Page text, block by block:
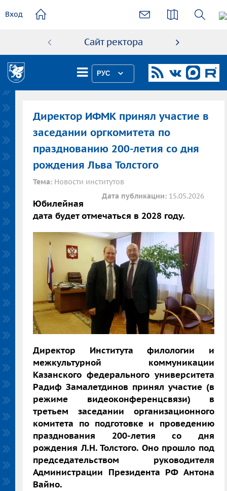
содержанию
Вход
Сайт ректора
РУС
Директор ИФМК принял участие в
заседании оргкомитета по
празднованию 200-летия со дня
рождения Льва Толстого
Тема: Новости институтов
Дата публикации: 15.05.2026
Юбилейная
дата будет отмечаться в 2028 году.
Директор Института филологии и
межкультурной коммуникации
Казанского федерального университета
Радиф Замалетдинов принял участие (в
режиме видеоконференцсвязи) в
третьем заседании организационного
комитета по подготовке и проведению
празднования 200-летия со дня
рождения Л.Н. Толстого. Оно прошло под
председательством руководителя
Администрации Президента РФ Антона
Вайно.